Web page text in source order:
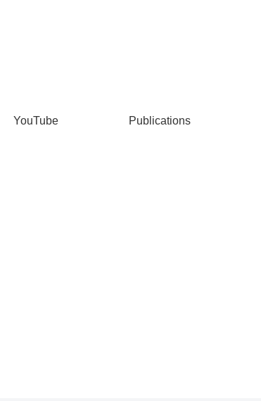
YouTube Publications